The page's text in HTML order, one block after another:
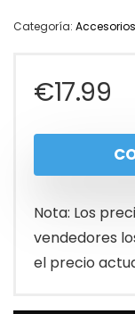
Categoría: Accesorios
€17.99
Nota: Los
vendedores
el precio